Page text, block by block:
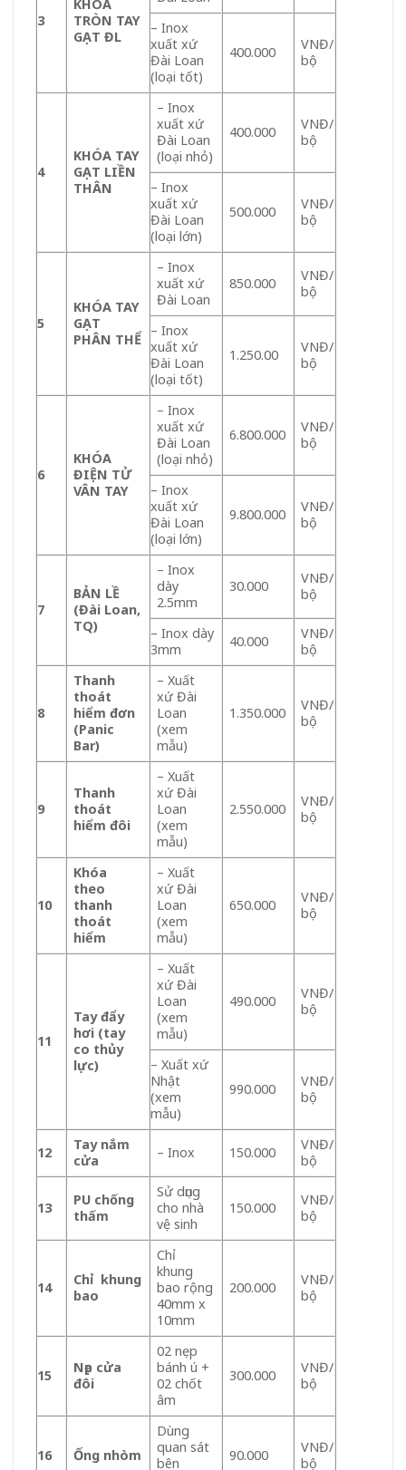
3
KHÓA
TRÒN TAY
GẠT ĐL
– Inox
xuất xứ
Đài Loan
(loại tốt)
400.000
VNĐ/
bộ
4
KHÓA TAY
GẠT LIỀN
THÂN
– Inox
xuất xứ
Đài Loan
(loại nhỏ)
400.000
VNĐ/
bộ
– Inox
xuất xứ
Đài Loan
(loại lớn)
500.000
VNĐ/
bộ
5
KHÓA TAY
GẠT
PHÂN THỂ
– Inox
xuất xứ
Đài Loan
850.000
VNĐ/
bộ
– Inox
xuất xứ
Đài Loan
(loại tốt)
1.250.00
VNĐ/
bộ
6
KHÓA
ĐIỆN TỬ
VÂN TAY
– Inox
xuất xứ
Đài Loan
(loại nhỏ)
6.800.000
VNĐ/
bộ
– Inox
xuất xứ
Đài Loan
(loại lớn)
9.800.000
VNĐ/
bộ
7
BẢN LỀ
(Đài Loan,
TQ)
– Inox
dày
2.5mm
30.000
VNĐ/
bộ
– Inox dày
3mm
40.000
VNĐ/
bộ
8
Thanh
thoát
hiểm đơn
(Panic
Bar)
– Xuất
xứ Đài
Loan
(xem
mẫu)
1.350.000
VNĐ/
bộ
9
Thanh
thoát
hiểm đôi
– Xuất
xứ Đài
Loan
(xem
mẫu)
2.550.000
VNĐ/
bộ
10
Khóa
theo
thanh
thoát
hiểm
– Xuất
xứ Đài
Loan
(xem
mẫu)
650.000
VNĐ/
bộ
11
Tay đẩy
hơi (tay
co thủy
lực)
– Xuất
xứ Đài
Loan
(xem
mẫu)
490.000
VNĐ/
bộ
– Xuất xứ
Nhật
(xem
mẫu)
990.000
VNĐ/
bộ
12
Tay nắm
cửa
– Inox 150.000
VNĐ/
bộ
13
PU chống
thấm
Sử dụng
cho nhà
vệ sinh
150.000
VNĐ/
bộ
14
Chỉ khung
bao
Chỉ
khung
bao rộng
40mm x
10mm
200.000
VNĐ/
bộ
15
Nẹp cửa
đôi
02 nẹp
bánh ú +
02 chốt
âm
300.000
VNĐ/
bộ
16 Ống nhòm
Dùng
quan sát
bên
90.000
VNĐ/
bộ